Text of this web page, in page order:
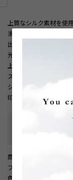
上質なシルク素材を使
滑らかな手触りと落ち
出します。
光沢感が上品で、格調
上質なスーツと合わせ
ス。
シンプルなネイビーカ
印象のVゾーンをつくる
商品番号
ブランド商品番号
色